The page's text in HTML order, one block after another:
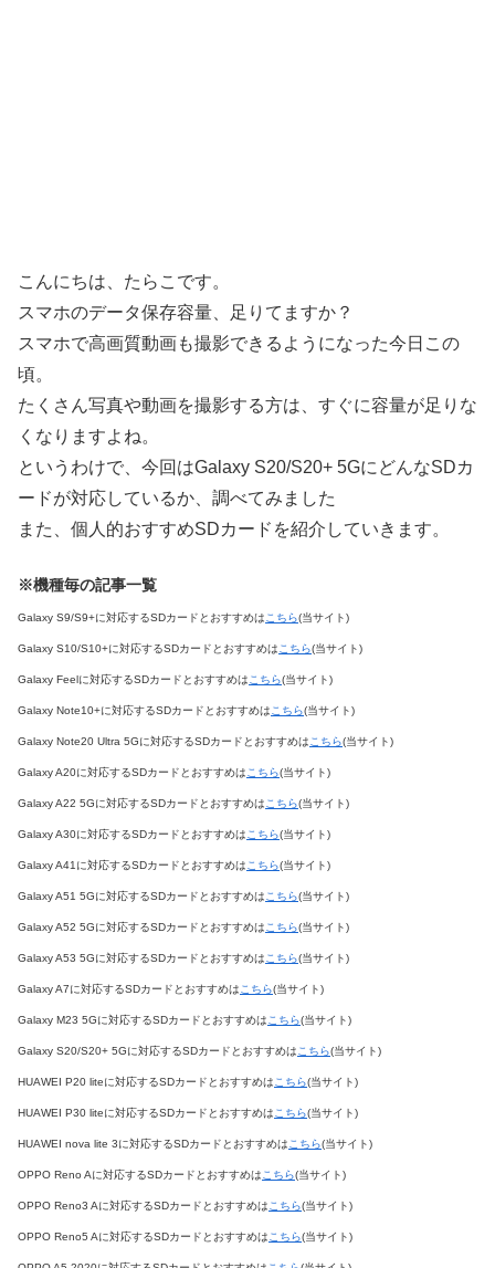
こんにちは、たらこです。
スマホのデータ保存容量、足りてますか？
スマホで高画質動画も撮影できるようになった今日この
頃。
たくさん写真や動画を撮影する方は、すぐに容量が足りな
くなりますよね。
というわけで、今回はGalaxy S20/S20+ 5GにどんなSDカ
ードが対応しているか、調べてみました
また、個人的おすすめSDカードを紹介していきます。
※機種毎の記事一覧
Galaxy S9/S9+に対応するSDカードとおすすめはこちら(当サイト)
Galaxy S10/S10+に対応するSDカードとおすすめはこちら(当サイト)
Galaxy Feelに対応するSDカードとおすすめはこちら(当サイト)
Galaxy Note10+に対応するSDカードとおすすめはこちら(当サイト)
Galaxy Note20 Ultra 5Gに対応するSDカードとおすすめはこちら(当サイト)
Galaxy A20に対応するSDカードとおすすめはこちら(当サイト)
Galaxy A22 5Gに対応するSDカードとおすすめはこちら(当サイト)
Galaxy A30に対応するSDカードとおすすめはこちら(当サイト)
Galaxy A41に対応するSDカードとおすすめはこちら(当サイト)
Galaxy A51 5Gに対応するSDカードとおすすめはこちら(当サイト)
Galaxy A52 5Gに対応するSDカードとおすすめはこちら(当サイト)
Galaxy A53 5Gに対応するSDカードとおすすめはこちら(当サイト)
Galaxy A7に対応するSDカードとおすすめはこちら(当サイト)
Galaxy M23 5Gに対応するSDカードとおすすめはこちら(当サイト)
Galaxy S20/S20+ 5Gに対応するSDカードとおすすめはこちら(当サイト)
HUAWEI P20 liteに対応するSDカードとおすすめはこちら(当サイト)
HUAWEI P30 liteに対応するSDカードとおすすめはこちら(当サイト)
HUAWEI nova lite 3に対応するSDカードとおすすめはこちら(当サイト)
OPPO Reno Aに対応するSDカードとおすすめはこちら(当サイト)
OPPO Reno3 Aに対応するSDカードとおすすめはこちら(当サイト)
OPPO Reno5 Aに対応するSDカードとおすすめはこちら(当サイト)